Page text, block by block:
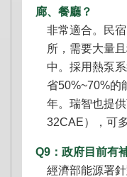
廊、餐廳？
非常適合。民
所，需要大量
中。採用熱泵
省50%~70%的
年。瑞智也提
32CAE），可
Q9：政府目前有
經濟部能源署